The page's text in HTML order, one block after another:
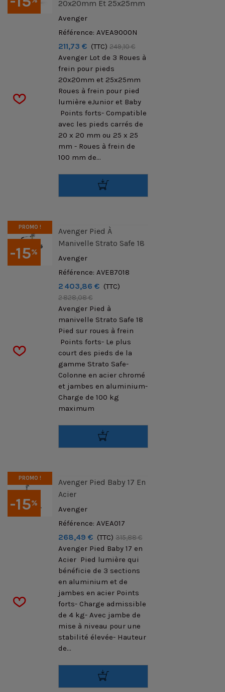
20x20mm Et 25x25mm
Avenger
Référence: AVEA9000N
211,73 € (TTC) 249,10 €
Avenger Lot de 3 Roues à
frein pour pieds
20x20mm et 25x25mm
Roues à frein pour pied
lumière eJunior et Baby
Points forts- Compatible
avec les pieds carrés de
20 x 20 mm ou 25 x 25
mm - Roues à frein de
100 mm de...
-15%
PROMO !
Avenger Pied À
Manivelle Strato Safe 18
Avenger
Référence: AVEB7018
2 403,86 € (TTC)
2 828,08 €
Avenger Pied à
manivelle Strato Safe 18
Pied sur roues à frein
Points forts- Le plus
court des pieds de la
gamme Strato Safe-
Colonne en acier chromé
et jambes en aluminium-
Charge de 100 kg
maximum
-15%
PROMO !
Avenger Pied Baby 17 En
Acier
Avenger
Référence: AVEA017
268,49 € (TTC) 315,88 €
Avenger Pied Baby 17 en
Acier Pied lumière qui
bénéficie de 3 sections
en aluminium et de
jambes en acier Points
forts- Charge admissible
de 4 kg- Avec jambe de
mise à niveau pour une
stabilité élevée- Hauteur
de...